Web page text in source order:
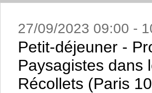
27/09/2023 09:00 -
Petit-déjeuner -
Paysagistes dans
Récollets (Paris